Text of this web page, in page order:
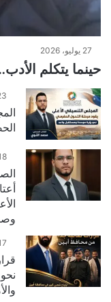
27 يوليو، 2026
حينما يتكلم
23
18
17